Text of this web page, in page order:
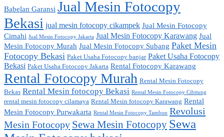
Babelan Garansi Jual Mesin Fotocopy
Bekasi jual mesin fotocopy cikampek Jual Mesin Fotocopy
Cimahi Jual Mesin Fotocopy Jakarta Jual Mesin Fotocopy Karawang Jual
Mesin Fotocopy Murah Jual Mesin Fotocopy Subang Paket Mesin
Fotocopy Bekasi Paket Usaha Fotocopy banjar Paket Usaha Fotocopy
Bekasi Paket Usaha Fotocopy Jakarta Rental Fotocopy Karawang
Rental Fotocopy Murah Rental Mesin Fotocopy
Bekas Rental Mesin fotocopy Bekasi Rental Mesin Fotocopy Cibitung
rental mesin fotocopy cilamaya Rental Mesin fotocopy Karawang Rental
Mesin Fotocopy Purwakarta Rental Mesin Fotocopy Tambun Revolusi
Mesin Fotocopy Sewa Mesin Fotocopy Sewa